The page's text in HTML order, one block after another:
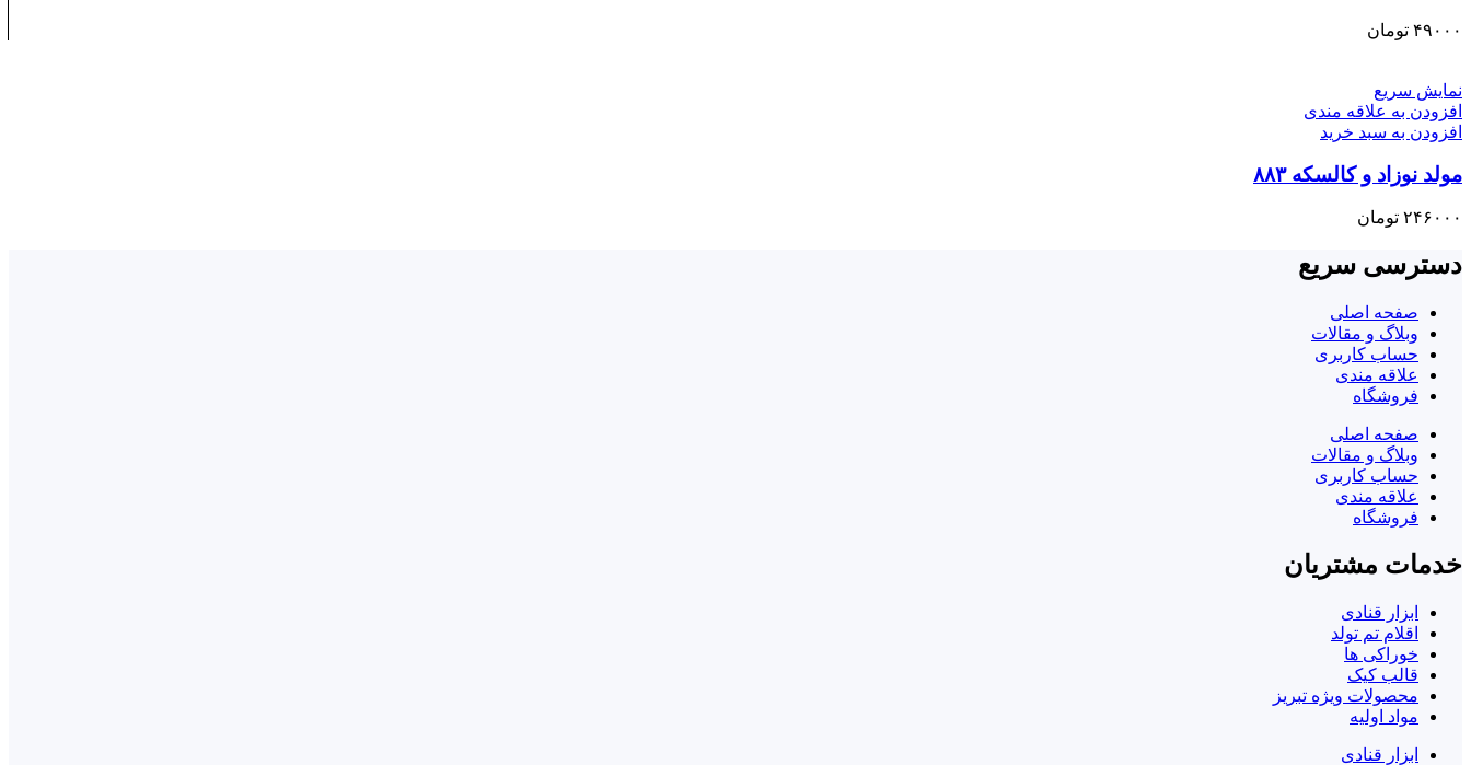
۴۹۰۰۰ تومان
نمایش سریع
افزودن به علاقه مندی
افزودن به سبد خرید
مولد نوزاد و کالسکه ۸۸۳
۲۴۶۰۰۰ تومان
دسترسی سریع
صفحه اصلی
وبلاگ و مقالات
حساب کاربری
علاقه مندی
فروشگاه
صفحه اصلی
وبلاگ و مقالات
حساب کاربری
علاقه مندی
فروشگاه
خدمات مشتریان
ابزار قنادی
اقلام تم تولد
خوراکی ها
قالب کیک
محصولات ویژه تبریز
مواد اولیه
ابزار قنادی